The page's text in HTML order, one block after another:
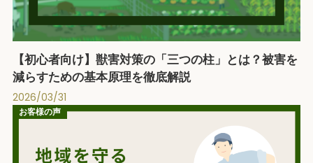
【初心者向け】獣害対策の「三つの柱」とは？被害を
減らすための基本原理を徹底解説
2026/03/31
お客様の声